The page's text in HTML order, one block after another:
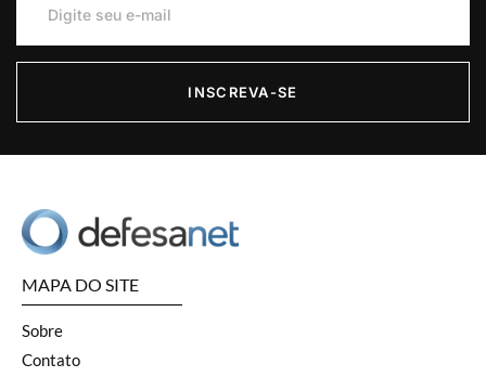
INSCREVA-SE
MAPA DO SITE
Sobre
Contato